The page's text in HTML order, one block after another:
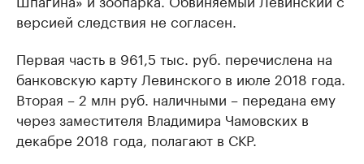
версией следствия не согласен.
Первая часть в 961,5 тыс. руб. перечислена на
банковскую карту Левинского в июле 2018 года.
Вторая – 2 млн руб. наличными – передана ему
через заместителя Владимира Чамовских в
декабре 2018 года, полагают в СКР.